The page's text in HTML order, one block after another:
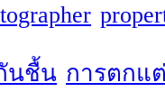
นชื้น การตกแ